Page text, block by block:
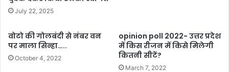
July 22, 2025
वोटो की गोलबंदी से नंबर वन
पर माला सिन्हा…..
October 4, 2022
opinion poll 2022- उत्तर प्रदेश
में किस रीजन में किसे मिलेगी
कितनी सीटें?
March 7, 2022